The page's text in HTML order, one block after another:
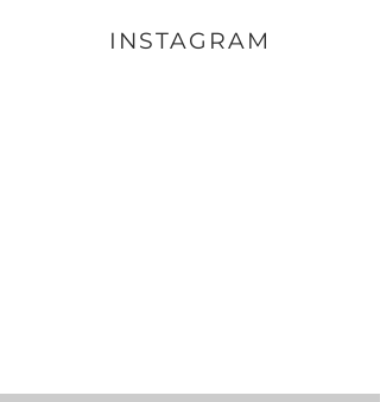
INSTAGRAM